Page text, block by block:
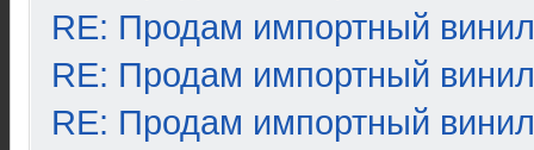
RE: Продам импортный винил
RE: Продам импортный винил
RE: Продам импортный винил